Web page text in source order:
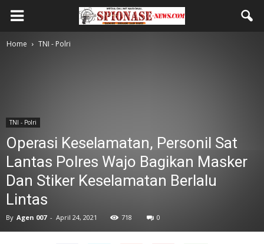
Home TNI - Polri
TNI - Polri
Operasi Keselamatan, Personil Sat
Lantas Polres Wajo Bagikan Masker
Dan Stiker Keselamatan Berlalu
Lintas
By Agen 007 - April 24, 2021 718 0